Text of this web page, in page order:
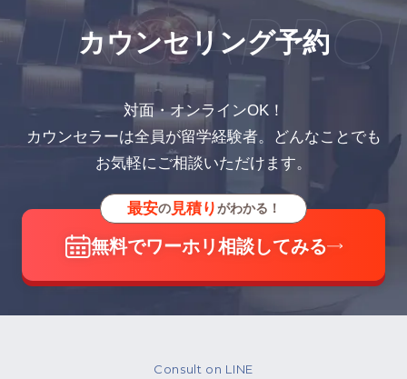
カウンセリング予約
対面・オンラインOK！
カウンセラーは全員が留学経験者。どんなことでも
お気軽にご相談いただけます。
最安の見積りがわかる！
無料でワーホリ相談してみる
Consult on LINE